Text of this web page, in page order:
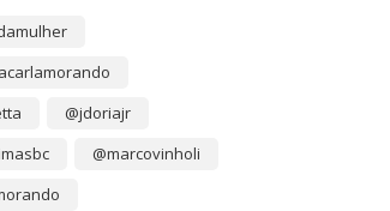
@jdoriajr
@marcovinholi